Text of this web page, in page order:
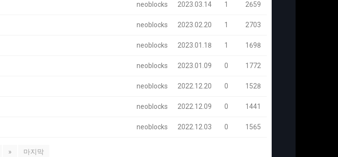
neoblocks 2023.03.14 1 2659
neoblocks 2023.02.20 1 2703
neoblocks 2023.01.18 1 1698
neoblocks 2023.01.09 0 1772
neoblocks 2022.12.20 0 1528
neoblocks 2022.12.09 0 1441
neoblocks 2022.12.03 0 1565
» 마지막